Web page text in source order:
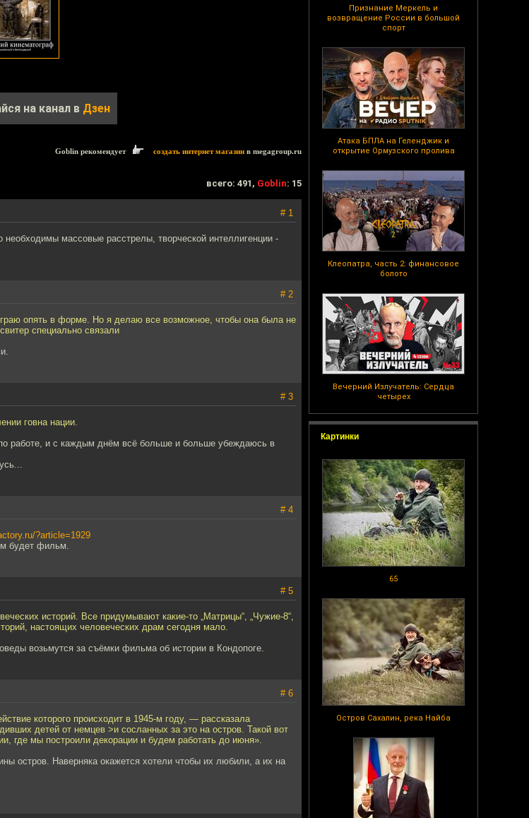
Признание Меркель и
возвращение России в большой
спорт
Атака БПЛА на Геленджик и
открытие Ормузского пролива
Клеопатра, часть 2: финансовое
болото
Вечерний Излучатель: Сердца
четырех
Картинки
65
Остров Сахалин, река Найба
на канал в Дзен
Goblin рекомендует создать интернет магазин в megagroup.ru
всего: 491, Goblin: 15
# 1
массовые расстрелы, творческой интеллигенции -
# 2
опять в форме. Но я делаю все возможное, чтобы она была не
специально связали
# 3
говна нации.
работе, и с каждым днём всё больше и больше убеждаюсь в
# 4
?article=1929
будет фильм.
# 5
историй. Все придумывают какие-то „Матрицы“, „Чужие-8“,
настоящих человеческих драм сегодня мало.
возьмутся за съёмки фильма об истории в Кондопоге.
# 6
которого происходит в 1945-м году, — рассказала
детей от немцев >и сосланных за это на остров. Такой вот
где мы построили декорации и будем работать до июня».
остров. Наверняка окажется хотели чтобы их любили, а их на